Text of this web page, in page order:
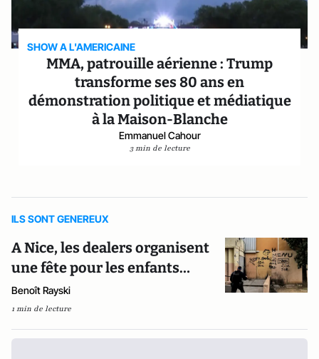
SHOW A L'AMERICAINE
MMA, patrouille aérienne : Trump
transforme ses 80 ans en
démonstration politique et médiatique
à la Maison-Blanche
Emmanuel Cahour
3 min de lecture
ILS SONT GENEREUX
A Nice, les dealers organisent
une fête pour les enfants…
Benoît Rayski
1 min de lecture